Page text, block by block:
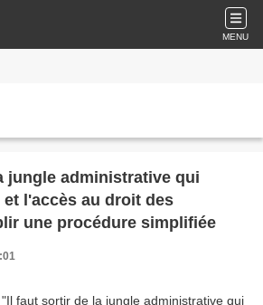
MENU
jungle administrative qui
l'accès au droit des
une procédure simplifiée